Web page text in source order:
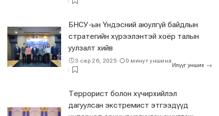
БНСУ-ын Үндэсний аюулгүй байдлын
стратегийн хүрээлэнтэй хоёр талын
уулзалт хийв
3 сар 26, 2025 0 минут уншина
Илүүг унших
Террорист болон хүчирхийлэл
дагуулсан экстремист этгээдүүд